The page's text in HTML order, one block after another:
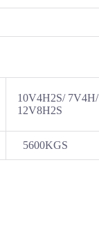
10V4H2S/ 7V4H/
12V8H2S
5600KGS